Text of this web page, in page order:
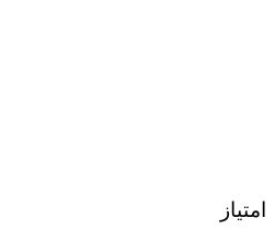
امتیاز